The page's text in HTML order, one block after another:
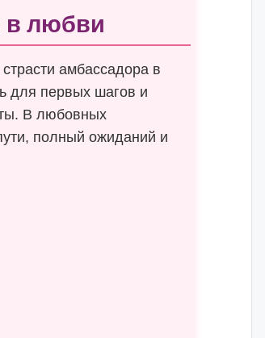
в любви
амбассадора в
для первых шагов и
В любовных
полный ожиданий и